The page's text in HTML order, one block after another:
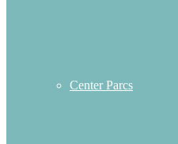
Center Parcs